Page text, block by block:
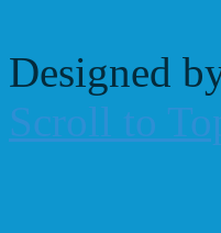
Designed
Scroll to